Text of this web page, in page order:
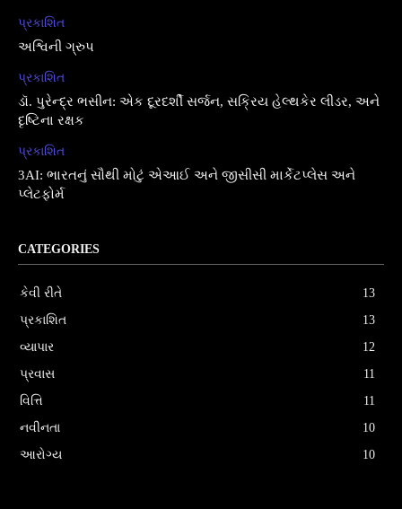
પ્રકાશિત
અશ્વિની ગ્રુપ
પ્રકાશિત
ડૉ. પુરેન્દ્ર ભસીન: એક દૂરદર્શી સર્જન, સક્રિય હેલ્થકેર લીડર, અને
દૃષ્ટિના રક્ષક
પ્રકાશિત
3AI: ભારતનું સૌથી મોટું એઆઈ અને જીસીસી માર્કેટપ્લેસ અને
પ્લેટફોર્મ
CATEGORIES
કેવી રીતે
13
પ્રકાશિત
13
વ્યાપાર
12
પ્રવાસ
11
વિત્તિ
11
નવીનતા
10
આરોગ્ય
10